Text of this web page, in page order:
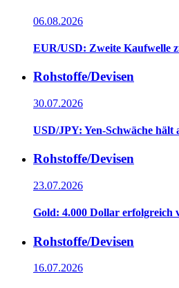
06.08.2026
EUR/USD: Zweite Kaufwelle
Rohstoffe/Devisen
30.07.2026
USD/JPY: Yen-Schwäche hält
Rohstoffe/Devisen
23.07.2026
Gold: 4.000 Dollar erfolgreich
Rohstoffe/Devisen
16.07.2026